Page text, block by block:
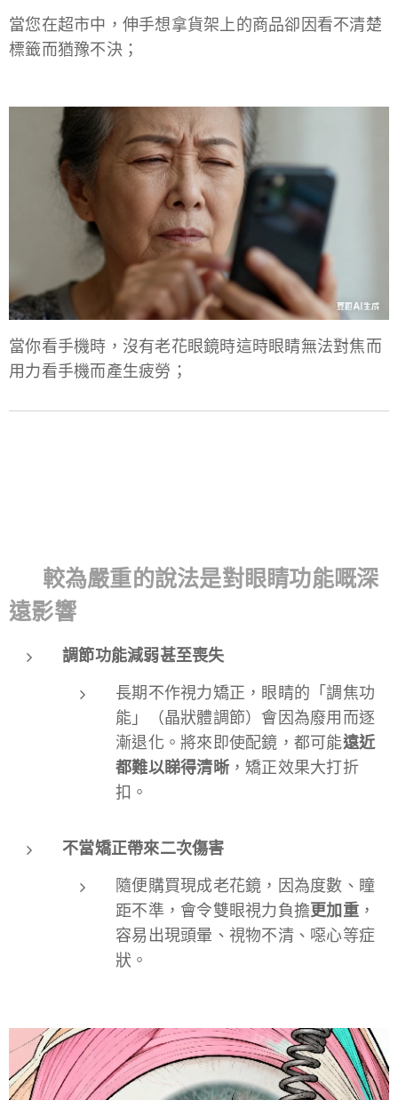
當您在超市中，伸手想拿貨架上的商品卻因看不清楚
標籤而猶豫不決；
當你看手機時，沒有老花眼鏡時這時眼睛無法對焦而
用力看手機而產生疲勞；
⚠️ 較為嚴重的說法是對眼睛功能嘅深
遠影響
調節功能減弱甚至喪失
長期不作視力矯正，眼睛的「調焦功
能」（晶狀體調節）會因為廢用而逐
漸退化。將來即使配鏡，都可能遠近
都難以睇得清晰，矯正效果大打折
扣。
不當矯正帶來二次傷害
隨便購買現成老花鏡，因為度數、瞳
距不準，會令雙眼視力負擔更加重，
容易出現頭暈、視物不清、噁心等症
狀。